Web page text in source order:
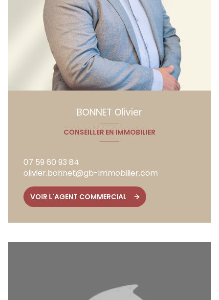
BONNET Olivier
CONSEILLER EN IMMOBILIER
07 59 60 93 84
olivier.bonnet@gb-immobilier.com
VOIR L'AGENT COMMERCIAL